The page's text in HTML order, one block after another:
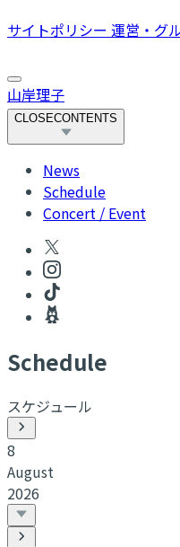
サイトポリシー 運営・グ
山岸理子
CLOSECONTENTS
News
Schedule
Concert / Event
Schedule
スケジュール
8
August
2026